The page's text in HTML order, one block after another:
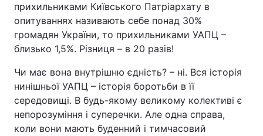
прихильниками Київського Патріархату в
опитуваннях називають себе понад 30%
громадян України, то прихильниками УАПЦ –
близько 1,5%. Різниця – в 20 разів!
Чи має вона внутрішню єдність? – ні. Вся історія
нинішньої УАПЦ – історія боротьби в її
середовищі. В будь-якому великому колективі є
непорозуміння і суперечки. Але одна справа,
коли вони мають буденний і тимчасовий